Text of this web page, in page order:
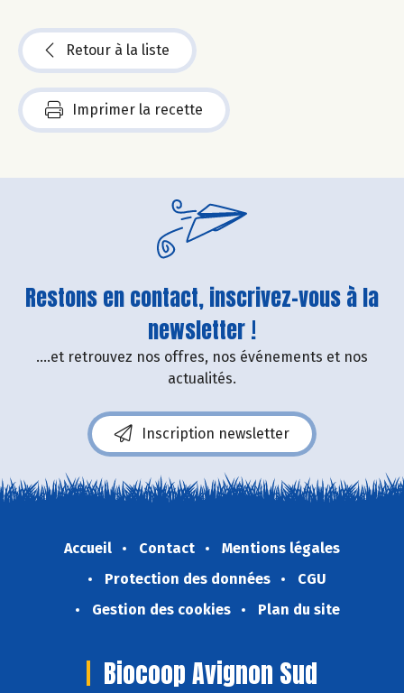
Retour à la liste
Imprimer la recette
Restons en contact, inscrivez-vous à la
newsletter !
....et retrouvez nos offres, nos événements et nos
actualités.
Inscription newsletter
Accueil Contact
Mentions légales
Protection des données
CGU
Gestion des cookies
Plan du site
Biocoop Avignon Sud